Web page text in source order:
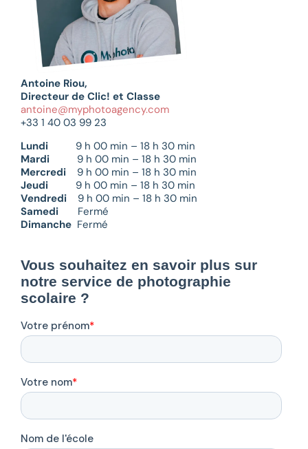
Antoine Riou,
Directeur de Clic! et Classe
antoine@myphotoagency.com
+33 1 40 03 99 23
Lundi 9 h 00 min – 18 h 30 min
Mardi
9 h 00 min – 18 h 30 min
Mercredi 9 h 00 min – 18 h 30 min
Jeudi 9 h 00 min – 18 h 30 min
Vendredi 9 h 00 min – 18 h 30 min
Samedi
Fermé
Dimanche Fermé